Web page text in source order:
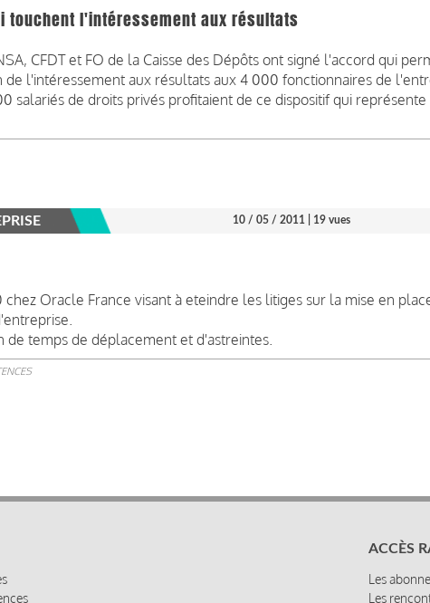
touchent l'intéressement aux résultats
CFDT et FO de la Caisse des Dépôts ont signé l'accord qui
l'intéressement aux résultats aux 4 000 fonctionnaires de
salariés de droits privés profitaient de ce dispositif qui
10 / 05 / 2011 | 19 vues
chez Oracle France visant à eteindre les litiges sur la mise en
de temps de déplacement et d'astreintes.
ACCÈS
Les
Les